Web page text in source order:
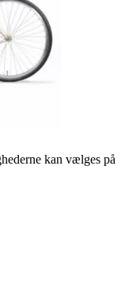
kan vælges på